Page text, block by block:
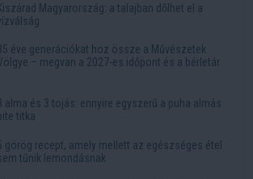
Magyarország: a talajban dőlhet el a
éve generációkat hoz össze a Művészetek
– megvan a 2027-es időpont és a bérletár
alma és 3 tojás: ennyire egyszerű a puha almás
titka
görög recept, amely mellett az egészséges étel
tűnik lemondásnak